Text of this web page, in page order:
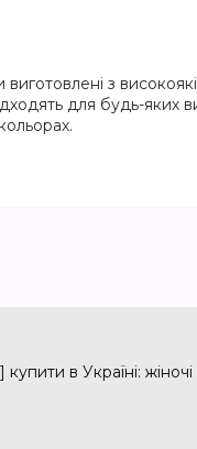
з
для будь-яких
в Україні: жіночі